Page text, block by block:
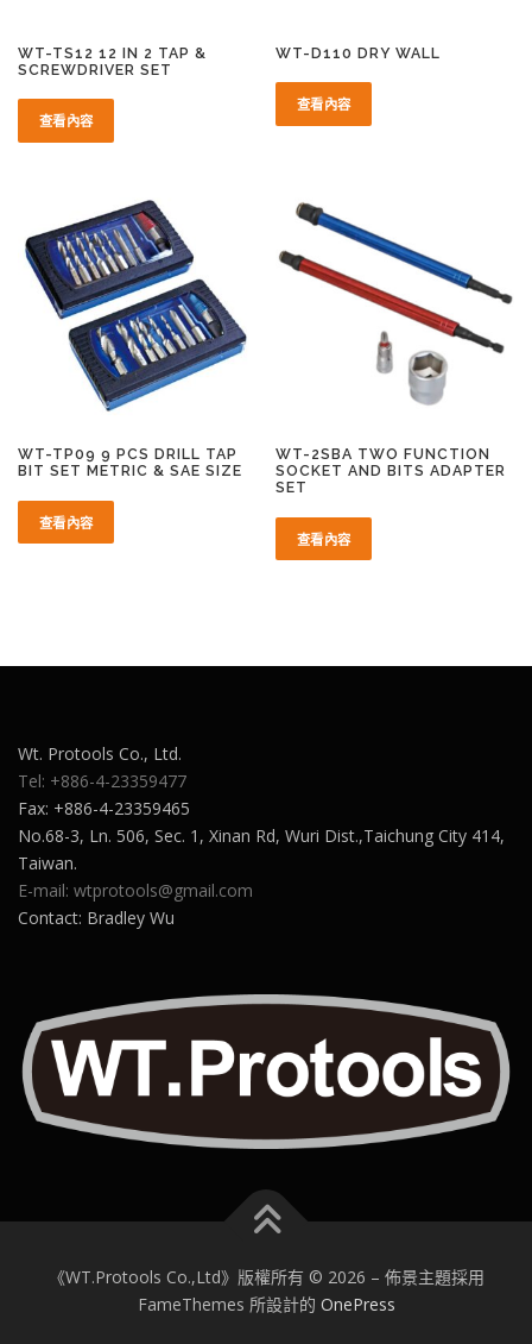
WT-TS12 12 IN 2 TAP &
SCREWDRIVER SET
查看內容
WT-D110 DRY WALL
查看內容
WT-TP09 9 PCS DRILL TAP
BIT SET METRIC & SAE SIZE
查看內容
WT-2SBA TWO FUNCTION
SOCKET AND BITS ADAPTER
SET
查看內容
Wt. Protools Co., Ltd.
Tel: +886-4-23359477
Fax: +886-4-23359465
No.68-3, Ln. 506, Sec. 1, Xinan Rd, Wuri Dist.,Taichung City 414,
Taiwan.
E-mail: wtprotools@gmail.com
Contact: Bradley Wu
《WT.Protools Co.,Ltd》版權所有 © 2026 – 佈景主題採用
FameThemes 所設計的 OnePress